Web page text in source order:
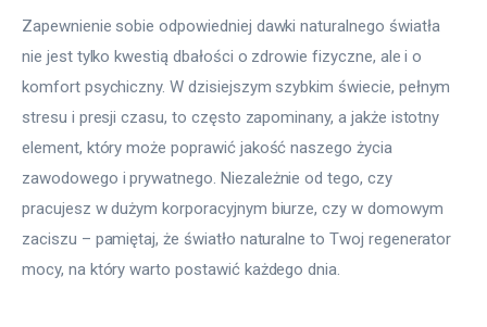
Zapewnienie sobie odpowiedniej dawki naturalnego światła
nie jest tylko kwestią dbałości o zdrowie fizyczne, ale i o
komfort psychiczny. W dzisiejszym szybkim świecie, pełnym
stresu i presji czasu, to często zapominany, a jakże istotny
element, który może poprawić jakość naszego życia
zawodowego i prywatnego. Niezależnie od tego, czy
pracujesz w dużym korporacyjnym biurze, czy w domowym
zaciszu – pamiętaj, że światło naturalne to Twoj regenerator
mocy, na który warto postawić każdego dnia.